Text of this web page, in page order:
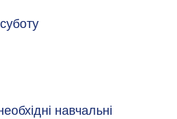
навчальні